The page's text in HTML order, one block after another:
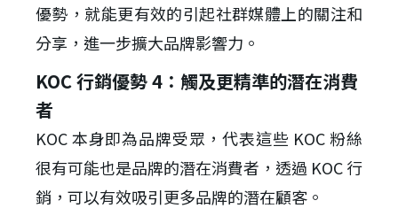
優勢，就能更有效的引起社群媒體上的關注和
分享，進一步擴大品牌影響力。
KOC 行銷優勢 4：觸及更精準的潛在消費
者
KOC 本身即為品牌受眾，代表這些 KOC 粉絲
很有可能也是品牌的潛在消費者，透過 KOC 行
銷，可以有效吸引更多品牌的潛在顧客。